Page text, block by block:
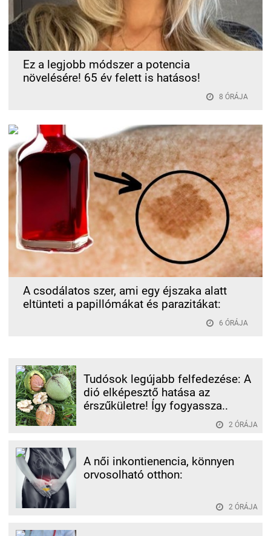
Ez a legjobb módszer a potencia
növelésére! 65 év felett is hatásos!
8 ÓRÁJA
A csodálatos szer, ami egy éjszaka alatt
eltünteti a papillómákat és parazitákat:
6 ÓRÁJA
Tudósok legújabb felfedezése: A
dió elképesztő hatása az
érszűkületre! Így fogyassza..
2 ÓRÁJA
A női inkontienencia, könnyen
orvosolható otthon:
2 ÓRÁJA